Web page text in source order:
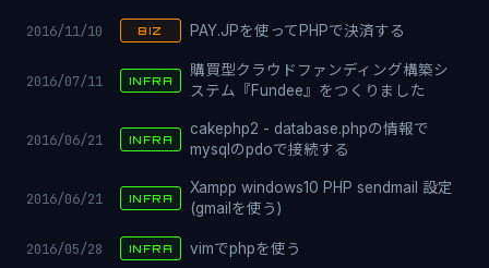
2016/11/10 BIZ PAY.JPを使ってPHPで決済する
2016/07/11 INFRA
購買型クラウドファンディング構築シ
ステム『Fundee』をつくりました
2016/06/21 INFRA
cakephp2 - database.phpの情報で
mysqlのpdoで接続する
2016/06/21 INFRA
Xampp windows10 PHP sendmail 設定
(gmailを使う)
2016/05/28 INFRA vimでphpを使う